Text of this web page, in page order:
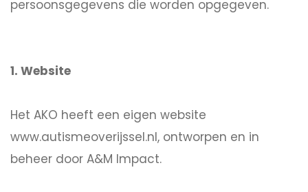
persoonsgegevens die worden opgegeven.
1. Website
Het AKO heeft een eigen website
www.autismeoverijssel.nl, ontworpen en in
beheer door A&M Impact.